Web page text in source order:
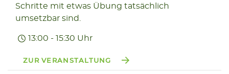
Schritte mit etwas Übung tatsächlich
umsetzbar sind.
13:00 - 15:30 Uhr
ZUR VERANSTALTUNG